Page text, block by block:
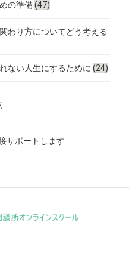
の準備(47)
わり方についてどう考える
ない人生にするために(24)
サポートします